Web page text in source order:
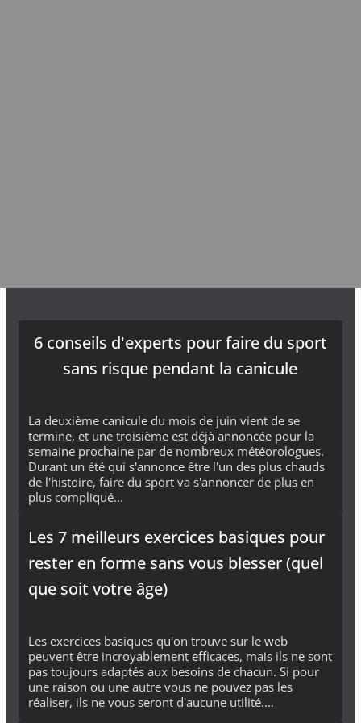
6 conseils d'experts pour faire du sport
sans risque pendant la canicule
La deuxième canicule du mois de juin vient de se
termine, et une troisième est déjà annoncée pour la
semaine prochaine par de nombreux météorologues.
Durant un été qui s'annonce être l'un des plus chauds
de l'histoire, faire du sport va s'annoncer de plus en
plus compliqué...
Les 7 meilleurs exercices basiques pour
rester en forme sans vous blesser (quel
que soit votre âge)
Les exercices basiques qu'on trouve sur le web
peuvent être incroyablement efficaces, mais ils ne sont
pas toujours adaptés aux besoins de chacun. Si pour
une raison ou une autre vous ne pouvez pas les
réaliser, ils ne vous seront d'aucune utilité.…